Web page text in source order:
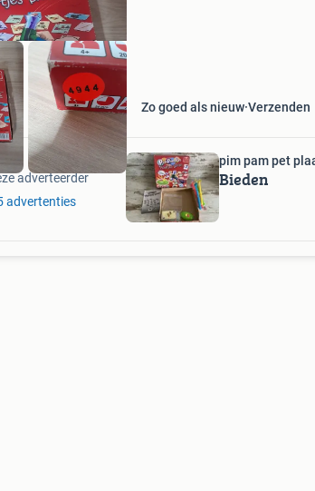
Zo goed als nieuw Verzenden
adverteerder
advertenties
pim pam pet
Bieden